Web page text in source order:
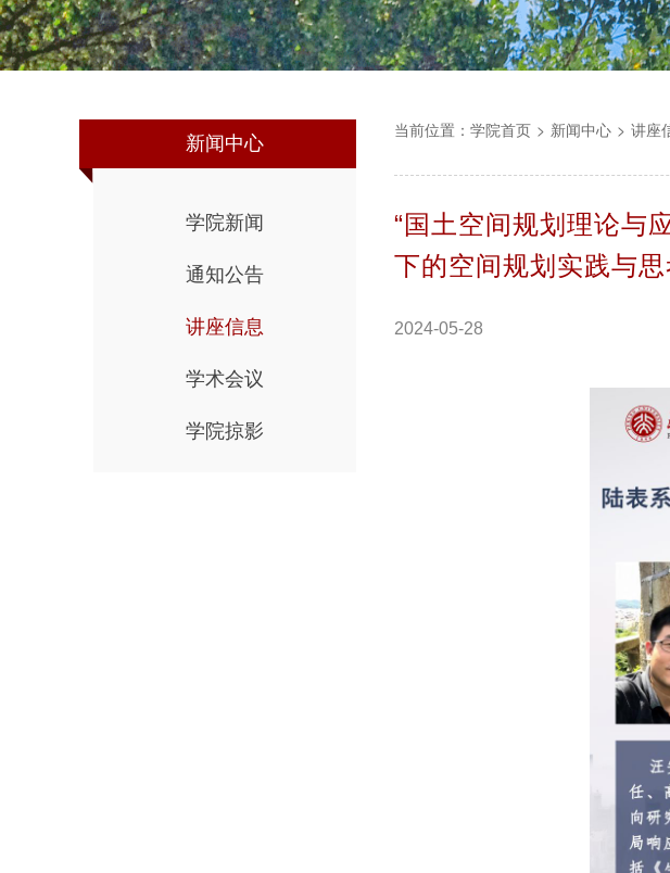
新闻中心
学院新闻
通知公告
讲座信息
学术会议
学院掠影
当前位置： 学院首页 > 新闻中心 > 讲座
“国土空间规划理论与
下的空间规划实践与
2024-05-28